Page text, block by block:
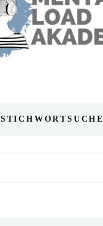
STICHWORTSUCHE